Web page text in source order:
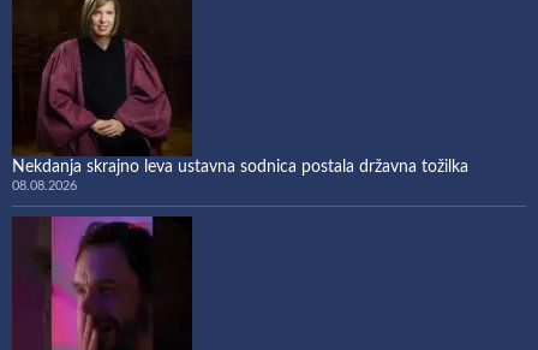
Nekdanja skrajno leva ustavna sodnica postala državna tožilka
08.08.2026